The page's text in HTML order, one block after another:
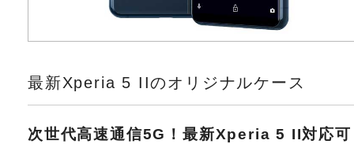
最新Xperia 5 IIのオリジナルケース
次世代高速通信5G！最新Xperia 5 II対応可